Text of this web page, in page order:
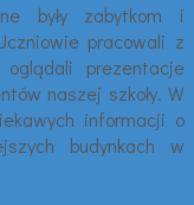
były zabytkom i
pracowali z
prezentacje
naszej szkoły. W
informacji o
budynkach w